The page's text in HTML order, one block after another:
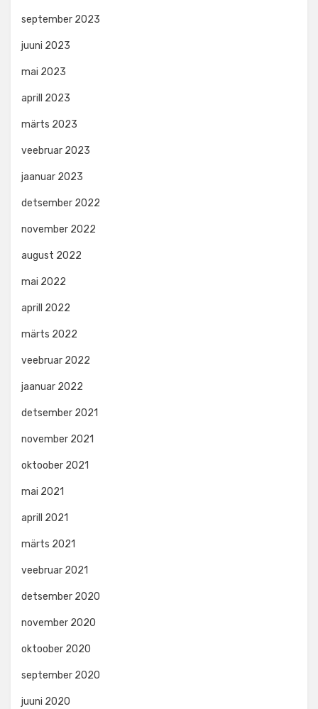
september 2023
juuni 2023
mai 2023
aprill 2023
märts 2023
veebruar 2023
jaanuar 2023
detsember 2022
november 2022
august 2022
mai 2022
aprill 2022
märts 2022
veebruar 2022
jaanuar 2022
detsember 2021
november 2021
oktoober 2021
mai 2021
aprill 2021
märts 2021
veebruar 2021
detsember 2020
november 2020
oktoober 2020
september 2020
juuni 2020